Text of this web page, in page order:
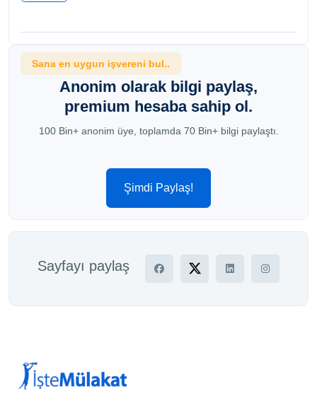
Sana en uygun işvereni bul..
Anonim olarak bilgi paylaş,
premium hesaba sahip ol.
100 Bin+ anonim üye, toplamda 70 Bin+ bilgi paylaştı.
Şimdi Paylaş!
Sayfayı paylaş